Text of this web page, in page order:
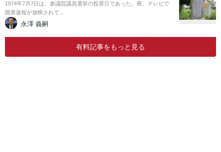
1974年7月7日は、参議院議員選挙の投票日であった。夜、テレビで
開票速報が放映されて…
永澤 義嗣
有料記事をもっと見る